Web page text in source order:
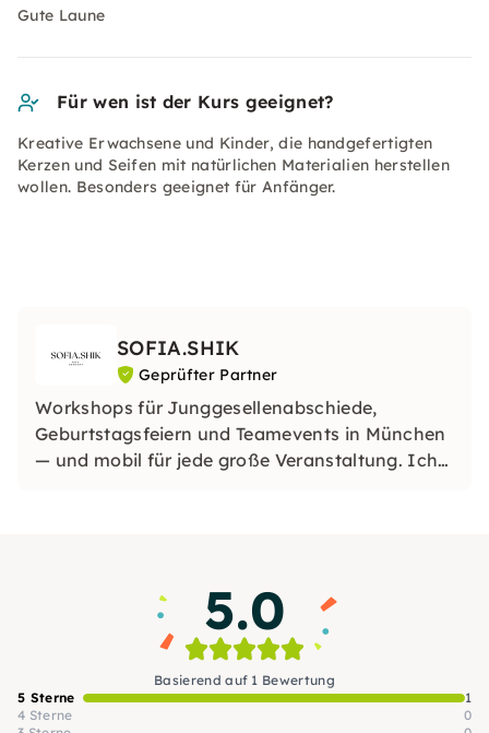
Gute Laune
Für wen ist der Kurs geeignet?
Kreative Erwachsene und Kinder, die handgefertigten
Kerzen und Seifen mit natürlichen Materialien herstellen
wollen. Besonders geeignet für Anfänger.
SOFIA.SHIK
Geprüfter Partner
Workshops für Junggesellenabschiede,
Geburtstagsfeiern und Teamevents in München
— und mobil für jede große Veranstaltung. Ich
5.0
Basierend auf 1 Bewertung
5 Sterne
1
4 Sterne
0